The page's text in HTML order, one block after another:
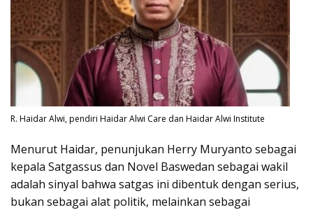
R. Haidar Alwi, pendiri Haidar Alwi Care dan Haidar Alwi Institute
Menurut Haidar, penunjukan Herry Muryanto sebagai
kepala Satgassus dan Novel Baswedan sebagai wakil
adalah sinyal bahwa satgas ini dibentuk dengan serius,
bukan sebagai alat politik, melainkan sebagai